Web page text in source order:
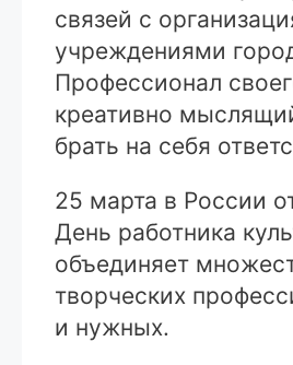
связей с
учреждениями
Профессионал
креативно
брать на себя
25 марта в России
День работника
объединяет
творческих
и нужных.